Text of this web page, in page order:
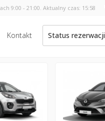
9:00 - 21:00. Aktualny czas: 15:58
Kontakt Status rezerwacji